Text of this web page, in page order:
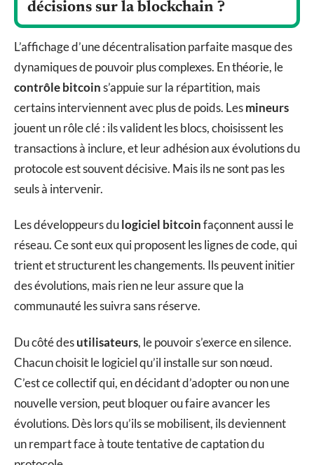
décisions sur la blockchain ?
L’affichage d’une décentralisation parfaite masque des
dynamiques de pouvoir plus complexes. En théorie, le
contrôle bitcoins’appuie sur la répartition, mais
certains interviennent avec plus de poids. Lesmineurs
jouent un rôle clé : ils valident les blocs, choisissent les
transactions à inclure, et leur adhésion aux évolutions du
protocole est souvent décisive. Mais ils ne sont pas les
seuls à intervenir.
Les développeurs dulogiciel bitcoinfaçonnent aussi le
réseau. Ce sont eux qui proposent les lignes de code, qui
trient et structurent les changements. Ils peuvent initier
des évolutions, mais rien ne leur assure que la
communauté les suivra sans réserve.
Du côté desutilisateurs, le pouvoir s’exerce en silence.
Chacun choisit le logiciel qu’il installe sur son nœud.
C’est ce collectif qui, en décidant d’adopter ou non une
nouvelle version, peut bloquer ou faire avancer les
évolutions. Dès lors qu’ils se mobilisent, ils deviennent
un rempart face à toute tentative de captation du